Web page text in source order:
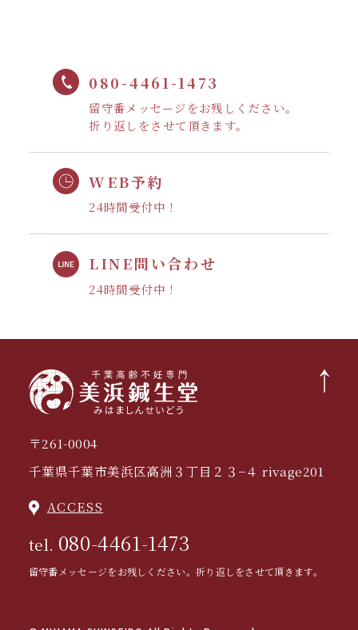
080-4461-1473
留守番メッセージをお残しください。
折り返しをさせて頂きます。
WEB予約
24時間受付中！
LINE問い合わせ
24時間受付中！
〒261-0004
千葉県千葉市美浜区高洲３丁目２３−４ rivage201
ACCESS
tel. 080-4461-1473
留守番メッセージをお残しください。折り返しをさせて頂きます。